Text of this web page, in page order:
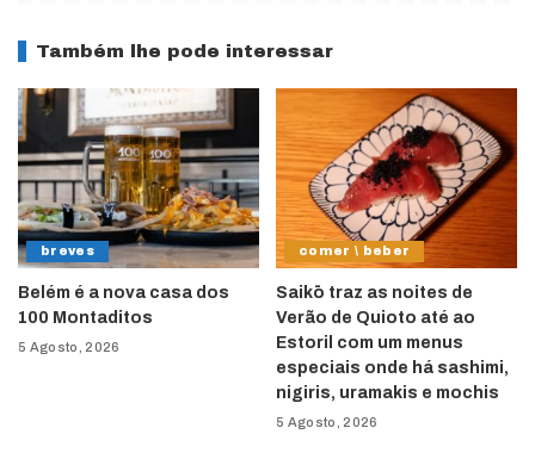
Também lhe pode interessar
breves
Belém é a nova casa dos
100 Montaditos
5 Agosto, 2026
comer \ beber
Saikō traz as noites de
Verão de Quioto até ao
Estoril com um menus
especiais onde há sashimi,
nigiris, uramakis e mochis
5 Agosto, 2026